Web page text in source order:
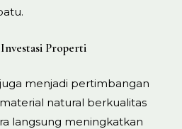
Properti
menjadi pertimbangan
natural berkualitas
langsung meningkatkan